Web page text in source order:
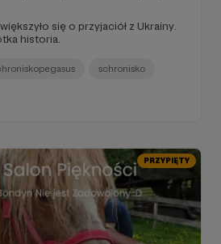
się o przyjaciół z Ukrainy.
historia.
schronisko
PRZYPIĘTY